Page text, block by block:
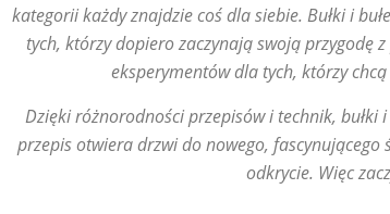
kategorii każdy znajdzie coś dla siebie. Bułki i
tych, którzy dopiero zaczynają swoją przygodę
eksperymentów dla tych, którzy
Dzięki różnorodności przepisów i technik, bułki
przepis otwiera drzwi do nowego,
odkrycie. Więc